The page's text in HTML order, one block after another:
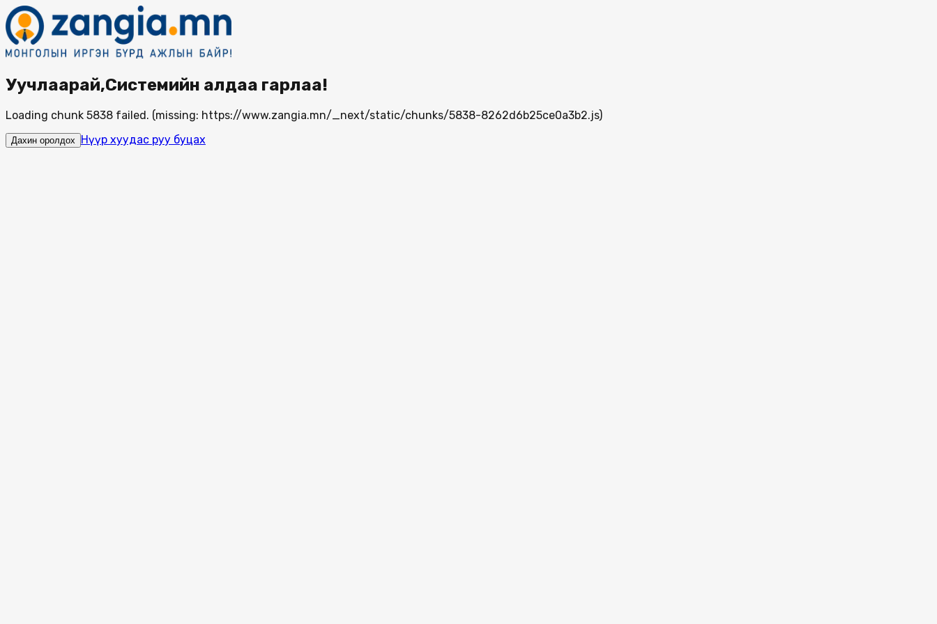
Уучлаарай,Системийн алдаа гарлаа!
Loading chunk 5838 failed. (missing: https://www.zangia.mn/_next/static/chunks/5838-8262d6b25ce0a3b2.js)
Дахин оролдох Нүүр хуудас руу буцах